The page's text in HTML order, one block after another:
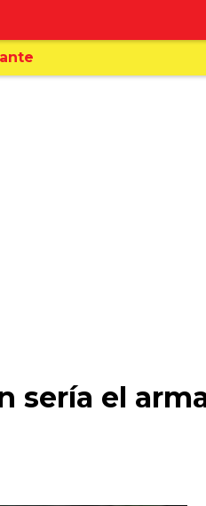
sería el